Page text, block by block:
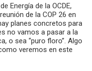
Energía de la OCDE,
de la COP 26 en
planes concretos para
no vamos a pasar a la
o sea “puro floro”. Algo
veremos en este